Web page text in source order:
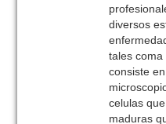
diversos
tales coma
consiste
celulas
maduras